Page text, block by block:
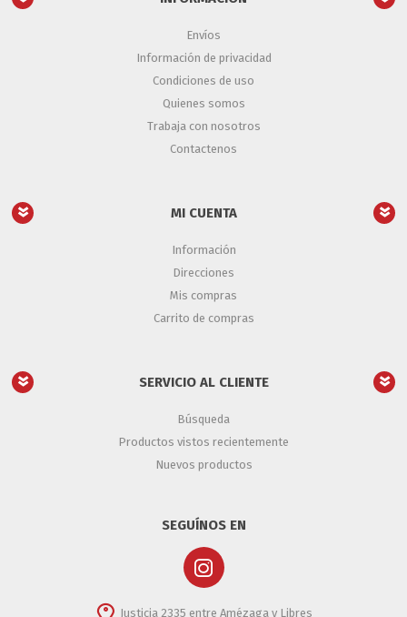
Envíos
Información de privacidad
Condiciones de uso
Quienes somos
Trabaja con nosotros
Contactenos
MI CUENTA
Información
Direcciones
Mis compras
Carrito de compras
SERVICIO AL CLIENTE
Búsqueda
Productos vistos recientemente
Nuevos productos
SEGUÍNOS EN
Justicia 2335 entre Amézaga y Libres